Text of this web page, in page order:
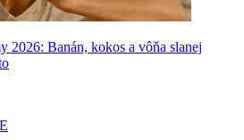
2026: Banán, kokos a vôňa slanej